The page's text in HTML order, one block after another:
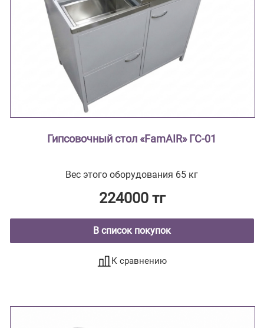
Гипсовочный стол «FamAIR» ГС-01
Вес этого оборудования 65 кг
224000 тг
В список покупок
К сравнению